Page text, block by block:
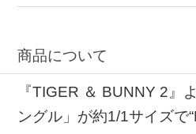
商品について
『TIGER ＆ BUNNY 2』
ングル」が約1/1サイズで